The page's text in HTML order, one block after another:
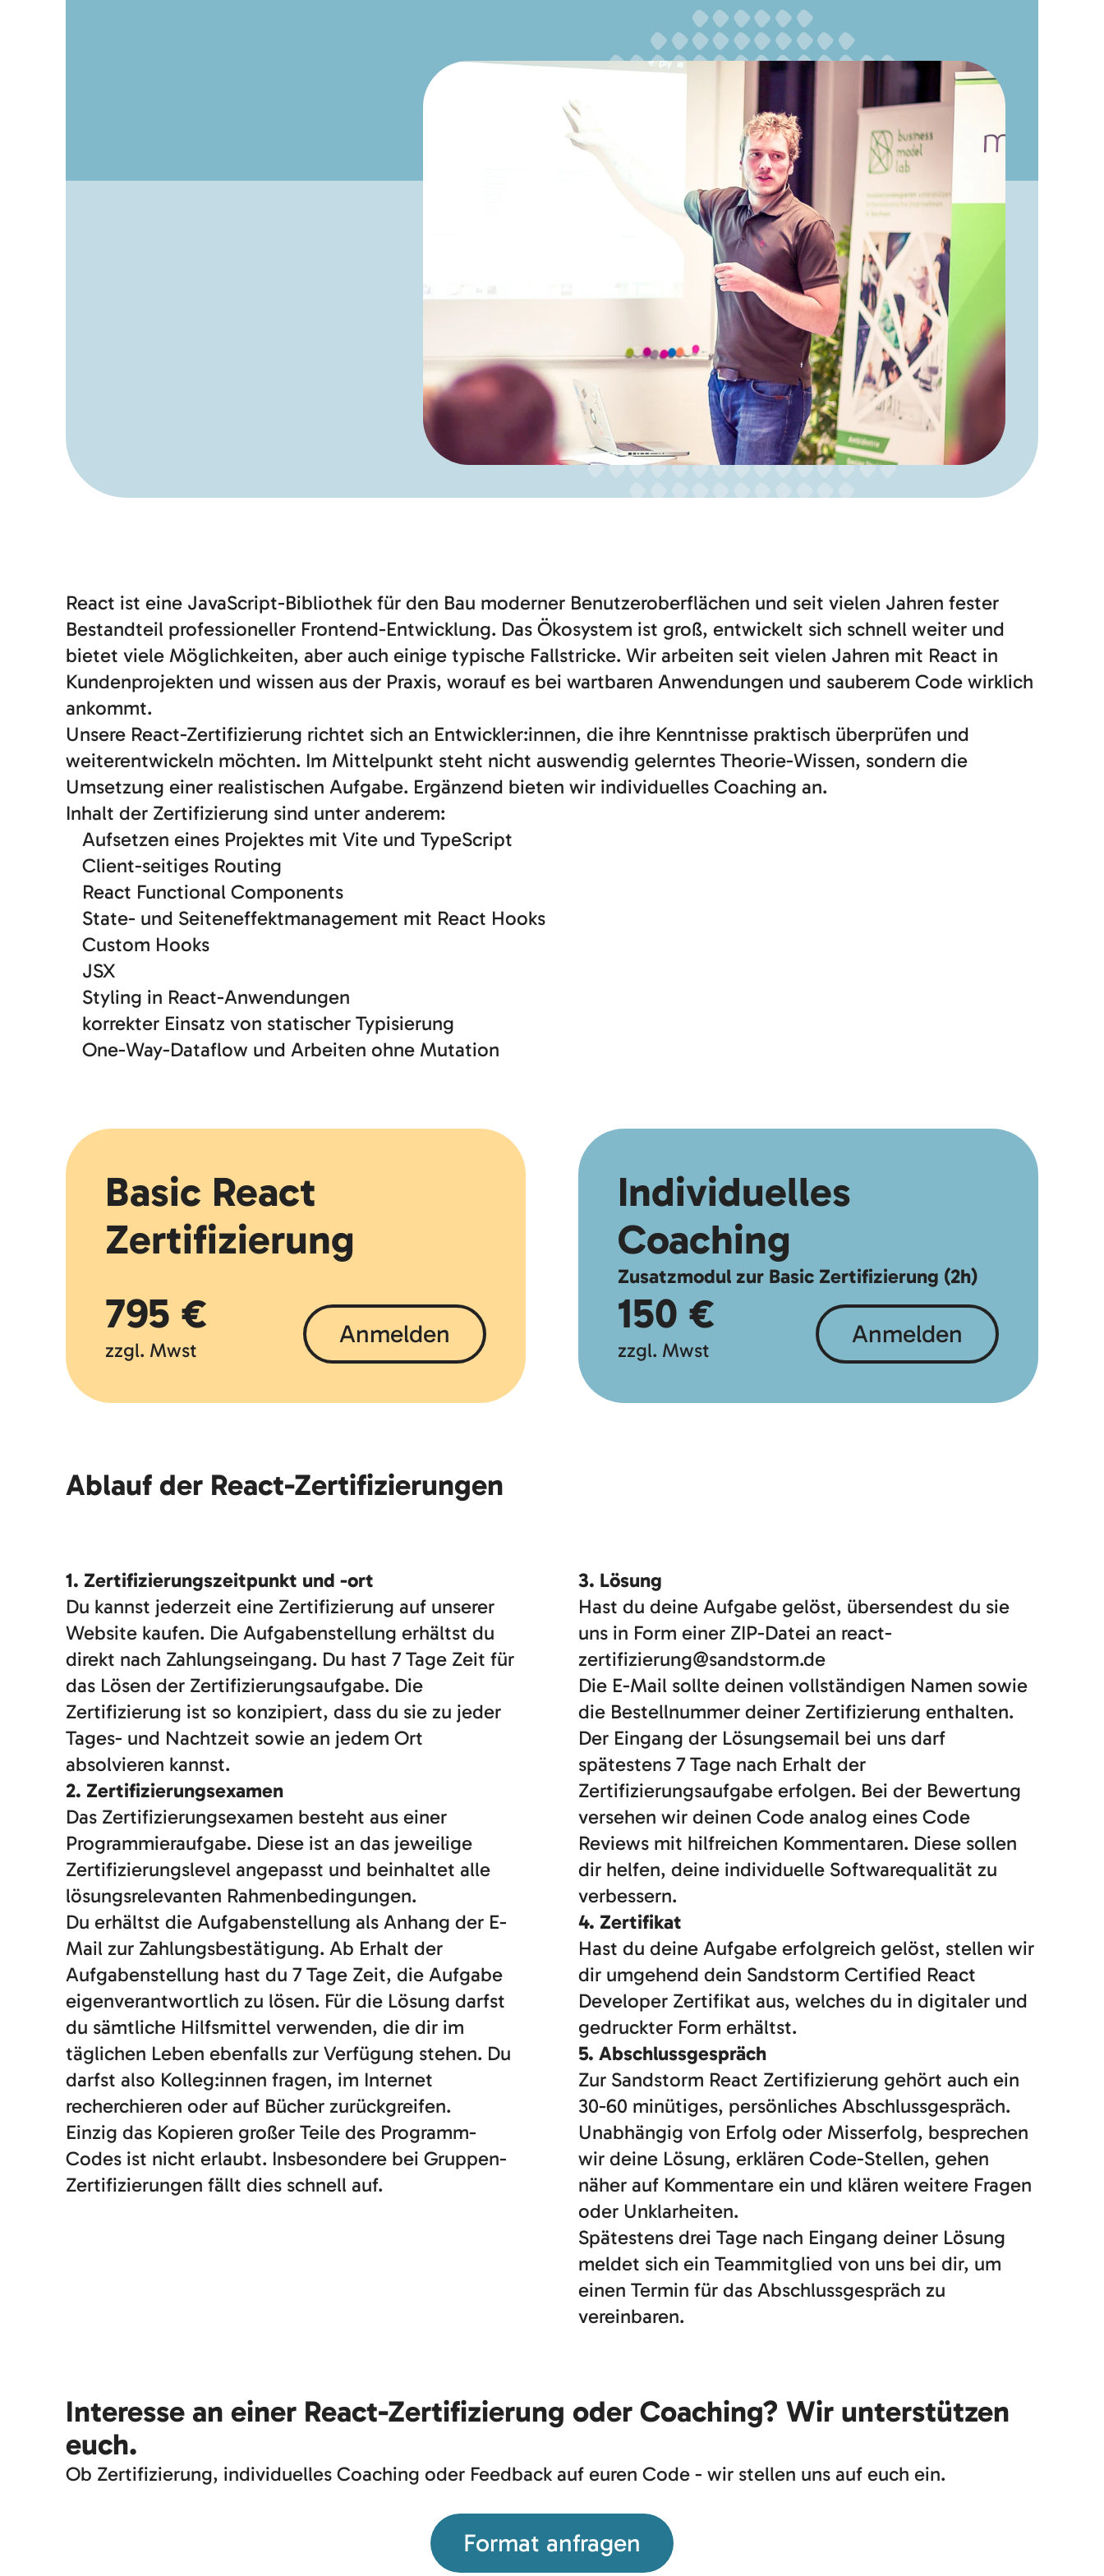
React ist eine JavaScript-Bibliothek für den Bau moderner Benutzeroberflächen und seit vielen Jahren fester
Bestandteil professioneller Frontend-Entwicklung. Das Ökosystem ist groß, entwickelt sich schnell weiter und
bietet viele Möglichkeiten, aber auch einige typische Fallstricke. Wir arbeiten seit vielen Jahren mit React in
Kundenprojekten und wissen aus der Praxis, worauf es bei wartbaren Anwendungen und sauberem Code wirklich
ankommt.
Unsere React-Zertifizierung richtet sich an Entwickler:innen, die ihre Kenntnisse praktisch überprüfen und
weiterentwickeln möchten. Im Mittelpunkt steht nicht auswendig gelerntes Theorie-Wissen, sondern die
Umsetzung einer realistischen Aufgabe. Ergänzend bieten wir individuelles Coaching an.
Inhalt der Zertifizierung sind unter anderem:
Aufsetzen eines Projektes mit Vite und TypeScript
Client-seitiges Routing
React Functional Components
State- und Seiteneffektmanagement mit React Hooks
Custom Hooks
JSX
Styling in React-Anwendungen
korrekter Einsatz von statischer Typisierung
One-Way-Dataflow und Arbeiten ohne Mutation
Basic React
Zertifizierung
795 €
zzgl. Mwst
Anmelden
Individuelles
Coaching
Zusatzmodul zur Basic Zertifizierung (2h)
150 €
zzgl. Mwst
Anmelden
Ablauf der React-Zertifizierungen
1. Zertifizierungszeitpunkt und -ort
Du kannst jederzeit eine Zertifizierung auf unserer
Website kaufen. Die Aufgabenstellung erhältst du
direkt nach Zahlungseingang. Du hast 7 Tage Zeit für
das Lösen der Zertifizierungsaufgabe. Die
Zertifizierung ist so konzipiert, dass du sie zu jeder
Tages- und Nachtzeit sowie an jedem Ort
absolvieren kannst.
2. Zertifizierungsexamen
Das Zertifizierungsexamen besteht aus einer
Programmieraufgabe. Diese ist an das jeweilige
Zertifizierungslevel angepasst und beinhaltet alle
lösungsrelevanten Rahmenbedingungen.
Du erhältst die Aufgabenstellung als Anhang der E-
Mail zur Zahlungsbestätigung. Ab Erhalt der
Aufgabenstellung hast du 7 Tage Zeit, die Aufgabe
eigenverantwortlich zu lösen. Für die Lösung darfst
du sämtliche Hilfsmittel verwenden, die dir im
täglichen Leben ebenfalls zur Verfügung stehen. Du
darfst also Kolleg:innen fragen, im Internet
recherchieren oder auf Bücher zurückgreifen.
Einzig das Kopieren großer Teile des Programm-
Codes ist nicht erlaubt. Insbesondere bei Gruppen-
Zertifizierungen fällt dies schnell auf.
3. Lösung
Hast du deine Aufgabe gelöst, übersendest du sie
uns in Form einer ZIP-Datei an react-
zertifizierung@sandstorm.de
Die E-Mail sollte deinen vollständigen Namen sowie
die Bestellnummer deiner Zertifizierung enthalten.
Der Eingang der Lösungsemail bei uns darf
spätestens 7 Tage nach Erhalt der
Zertifizierungsaufgabe erfolgen. Bei der Bewertung
versehen wir deinen Code analog eines Code
Reviews mit hilfreichen Kommentaren. Diese sollen
dir helfen, deine individuelle Softwarequalität zu
verbessern.
4. Zertifikat
Hast du deine Aufgabe erfolgreich gelöst, stellen wir
dir umgehend dein Sandstorm Certified React
Developer Zertifikat aus, welches du in digitaler und
gedruckter Form erhältst.
5. Abschlussgespräch
Zur Sandstorm React Zertifizierung gehört auch ein
30-60 minütiges, persönliches Abschlussgespräch.
Unabhängig von Erfolg oder Misserfolg, besprechen
wir deine Lösung, erklären Code-Stellen, gehen
näher auf Kommentare ein und klären weitere Fragen
oder Unklarheiten.
Spätestens drei Tage nach Eingang deiner Lösung
meldet sich ein Teammitglied von uns bei dir, um
einen Termin für das Abschlussgespräch zu
vereinbaren.
Interesse an einer React-Zertifizierung oder Coaching? Wir unterstützen
euch.
Ob Zertifizierung, individuelles Coaching oder Feedback auf euren Code - wir stellen uns auf euch ein.
Format anfragen